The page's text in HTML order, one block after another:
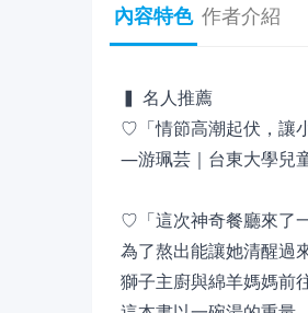
內容特色 作者介紹
▍ 名人推薦
♡「情節高潮起伏，讓
—游珮芸｜台東大學兒
♡「這次神奇餐廳來了
為了熬出能讓她清醒過
獅子主廚與綿羊媽媽前